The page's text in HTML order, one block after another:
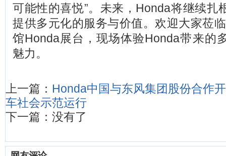
可能性的喜悦”。未来，Honda将继续扎
提供多元化的服务与价值。欢迎大家莅
馆Honda展台，现场体验Honda带来的
魅力。
上一篇： Honda中国与东风集团股份合作
车社会示范运行
下一篇：没有了